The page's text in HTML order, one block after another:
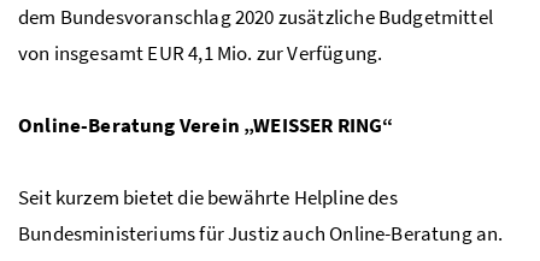
dem Bundesvoranschlag 2020 zusätzliche Budgetmittel
von insgesamt EUR 4,1 Mio. zur Verfügung.
Online-Beratung Verein „WEISSER RING“
Seit kurzem bietet die bewährte Helpline des
Bundesministeriums für Justiz auch Online-Beratung an.